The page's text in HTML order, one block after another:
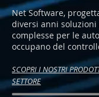
Net Software,
diversi anni soluzioni
complesse per le
occupano del
SCOPRI I NOSTRI PROD
SETTORE